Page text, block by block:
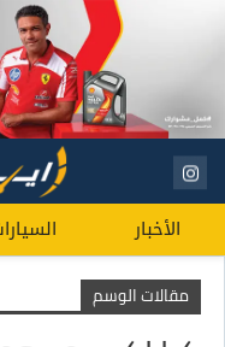
الأخبار
مقالات الوسم